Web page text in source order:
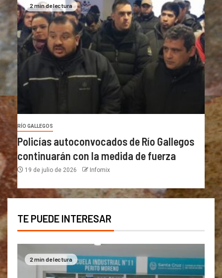
2 min de lectura
RÍO GALLEGOS
Policías autoconvocados de Río Gallegos
continuarán con la medida de fuerza
19 de julio de 2026 Infomix
TE PUEDE INTERESAR
2 min de lectura